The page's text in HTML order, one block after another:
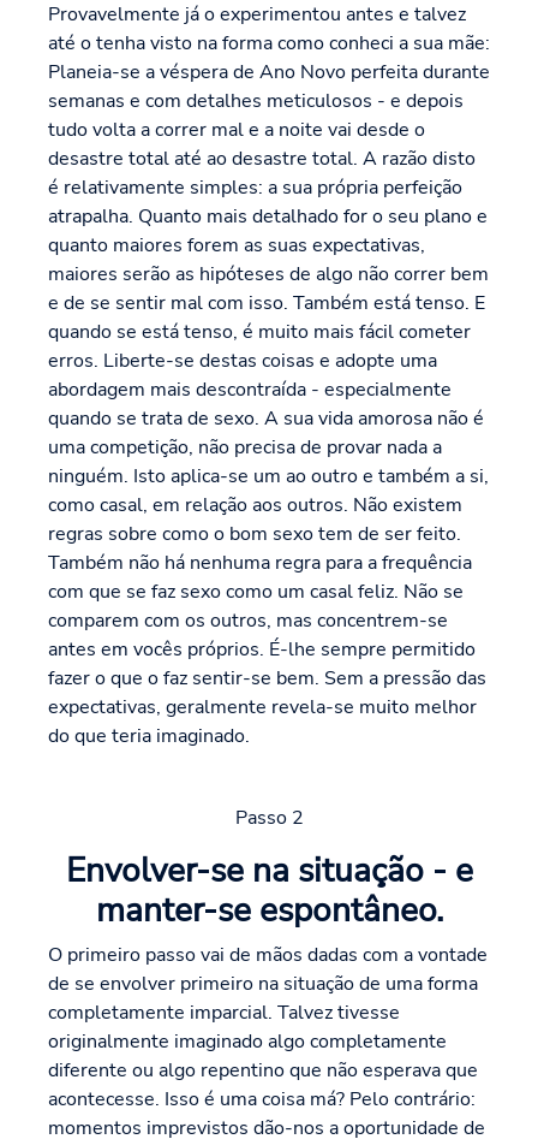
Provavelmente já o experimentou antes e talvez
até o tenha visto na forma como conheci a sua mãe:
Planeia-se a véspera de Ano Novo perfeita durante
semanas e com detalhes meticulosos - e depois
tudo volta a correr mal e a noite vai desde o
desastre total até ao desastre total. A razão disto
é relativamente simples: a sua própria perfeição
atrapalha. Quanto mais detalhado for o seu plano e
quanto maiores forem as suas expectativas,
maiores serão as hipóteses de algo não correr bem
e de se sentir mal com isso. Também está tenso. E
quando se está tenso, é muito mais fácil cometer
erros. Liberte-se destas coisas e adopte uma
abordagem mais descontraída - especialmente
quando se trata de sexo. A sua vida amorosa não é
uma competição, não precisa de provar nada a
ninguém. Isto aplica-se um ao outro e também a si,
como casal, em relação aos outros. Não existem
regras sobre como o bom sexo tem de ser feito.
Também não há nenhuma regra para a frequência
com que se faz sexo como um casal feliz. Não se
comparem com os outros, mas concentrem-se
antes em vocês próprios. É-lhe sempre permitido
fazer o que o faz sentir-se bem. Sem a pressão das
expectativas, geralmente revela-se muito melhor
do que teria imaginado.
Passo 2
Envolver-se na situação - e
manter-se espontâneo.
O primeiro passo vai de mãos dadas com a vontade
de se envolver primeiro na situação de uma forma
completamente imparcial. Talvez tivesse
originalmente imaginado algo completamente
diferente ou algo repentino que não esperava que
acontecesse. Isso é uma coisa má? Pelo contrário:
momentos imprevistos dão-nos a oportunidade de